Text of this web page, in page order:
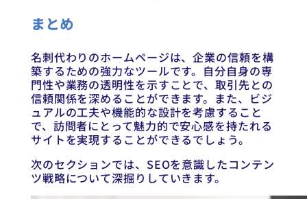
まとめ
名刺代わりのホームページは、企業の信頼を構
築するための強力なツールです。自分自身の専
門性や業務の透明性を示すことで、取引先との
信頼関係を深めることができます。また、ビジ
ュアルの工夫や機能的な設計を考慮すること
で、訪問者にとって魅力的で安心感を持たれる
サイトを実現することができるでしょう。
次のセクションでは、SEOを意識したコンテン
ツ戦略について深掘りしていきます。